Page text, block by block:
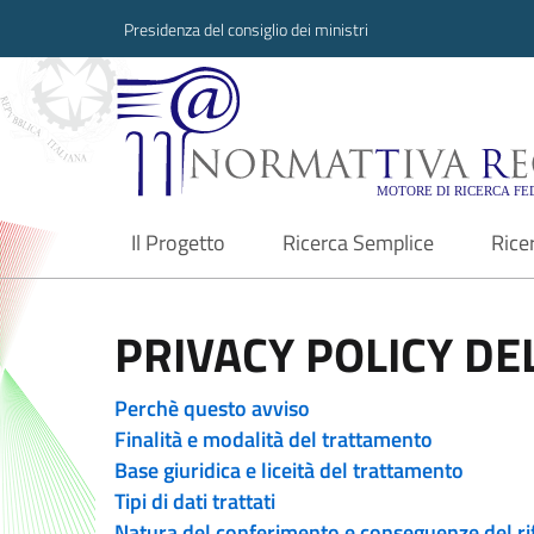
Presidenza del consiglio dei ministri
Normattiva
Il Progetto
current Ricerca Semplice
PRIVACY POLICY
Perchè questo avviso
Finalità e modalità del trattamento
Base giuridica e liceità del trattamento
Tipi di dati trattati